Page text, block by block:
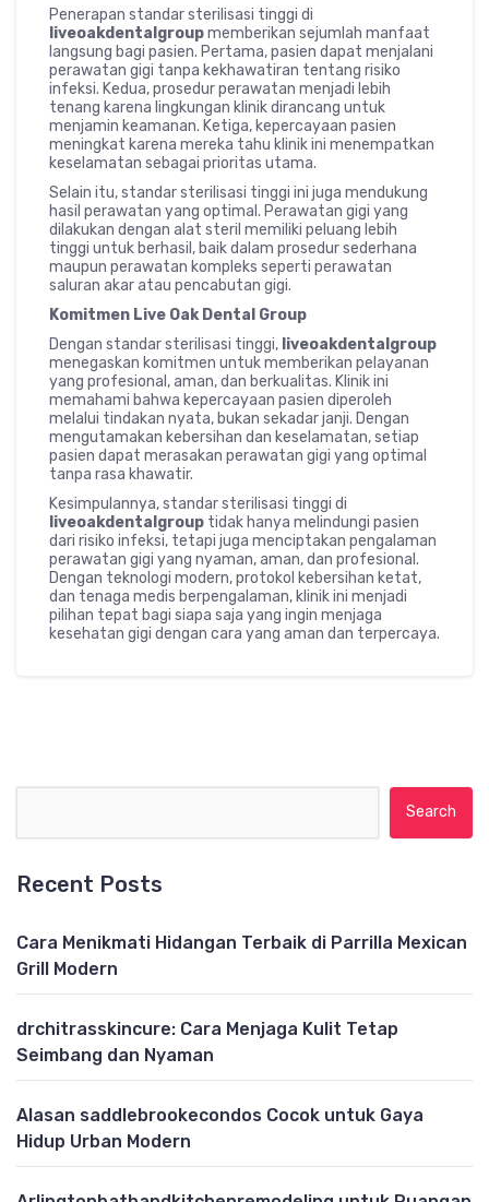
Penerapan standar sterilisasi tinggi di
liveoakdentalgroupmemberikan sejumlah manfaat
langsung bagi pasien. Pertama, pasien dapat menjalani
perawatan gigi tanpa kekhawatiran tentang risiko
infeksi. Kedua, prosedur perawatan menjadi lebih
tenang karena lingkungan klinik dirancang untuk
menjamin keamanan. Ketiga, kepercayaan pasien
meningkat karena mereka tahu klinik ini menempatkan
keselamatan sebagai prioritas utama.
Selain itu, standar sterilisasi tinggi ini juga mendukung
hasil perawatan yang optimal. Perawatan gigi yang
dilakukan dengan alat steril memiliki peluang lebih
tinggi untuk berhasil, baik dalam prosedur sederhana
maupun perawatan kompleks seperti perawatan
saluran akar atau pencabutan gigi.
Komitmen Live Oak Dental Group
Dengan standar sterilisasi tinggi, liveoakdentalgroup
menegaskan komitmen untuk memberikan pelayanan
yang profesional, aman, dan berkualitas. Klinik ini
memahami bahwa kepercayaan pasien diperoleh
melalui tindakan nyata, bukan sekadar janji. Dengan
mengutamakan kebersihan dan keselamatan, setiap
pasien dapat merasakan perawatan gigi yang optimal
tanpa rasa khawatir.
Kesimpulannya, standar sterilisasi tinggi di
liveoakdentalgroup tidak hanya melindungi pasien
dari risiko infeksi, tetapi juga menciptakan pengalaman
perawatan gigi yang nyaman, aman, dan profesional.
Dengan teknologi modern, protokol kebersihan ketat,
dan tenaga medis berpengalaman, klinik ini menjadi
pilihan tepat bagi siapa saja yang ingin menjaga
kesehatan gigi dengan cara yang aman dan terpercaya.
Recent Posts
Cara Menikmati Hidangan Terbaik di Parrilla Mexican
Grill Modern
drchitrasskincure: Cara Menjaga Kulit Tetap
Seimbang dan Nyaman
Alasan saddlebrookecondos Cocok untuk Gaya
Hidup Urban Modern